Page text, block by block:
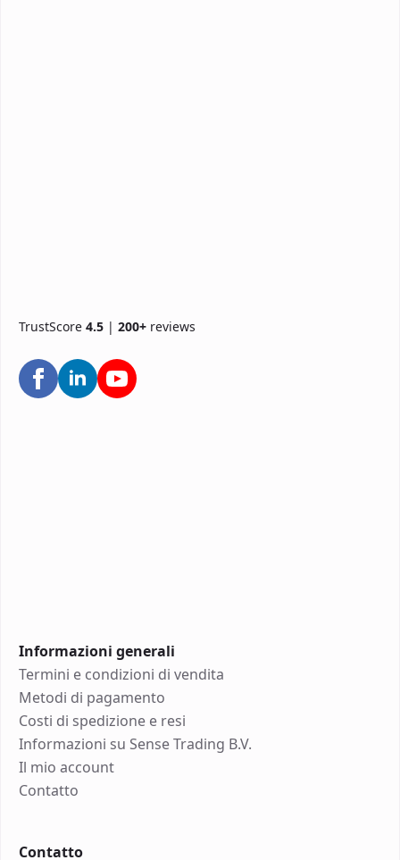
TrustScore 4.5 | 200+ reviews
Informazioni generali
Termini e condizioni di vendita
Metodi di pagamento
Costi di spedizione e resi
Informazioni su Sense Trading B.V.
Il mio account
Contatto
Contatto